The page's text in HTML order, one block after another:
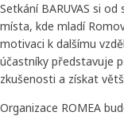
Setkání BARUVAS si
místa, kde mladí
motivaci k dalšímu
účastníky představuje
zkušenosti a získat
Organizace ROMEA